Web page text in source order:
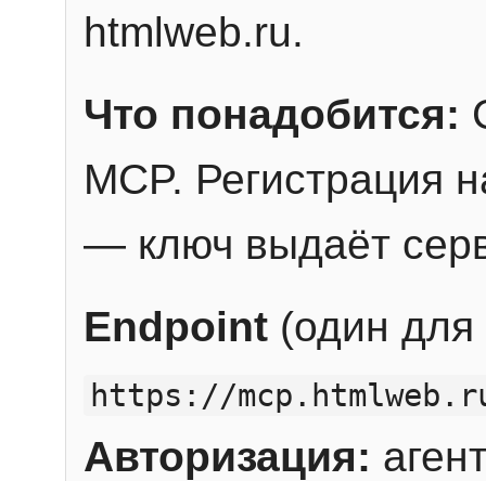
htmlweb.ru.
Что понадобится:
MCP. Регистрация
— ключ выдаёт
Endpoint (один для
https://
Авторизация: